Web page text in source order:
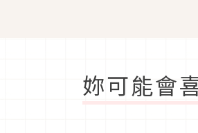
妳可能會